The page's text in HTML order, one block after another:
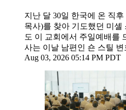
지난 달 30일 한국에 온 직
목사)를 찾아 기도했던 미셸
도 이 교회에서 주일예배를
사는 이날 남편인 숀 스틸
Aug 03, 2026 05:14 PM PDT